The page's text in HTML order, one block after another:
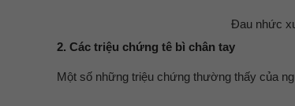
Đau nhức
2. Các triệu chứng tê bì chân tay
Một số những triệu chứng thường thấy của